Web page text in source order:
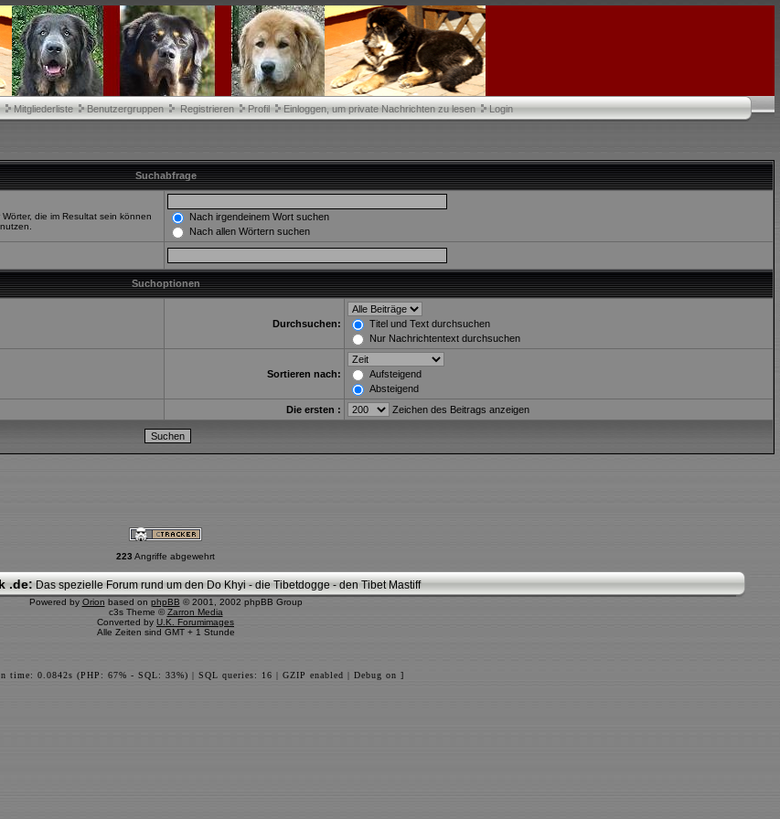
Mitgliederliste Benutzergruppen Registrieren Profil Einloggen, um private Nachrichten zu lesen Login
Suchabfrage
die im Resultat sein können
Nach irgendeinem Wort suchen
Nach allen Wörtern suchen
Suchoptionen
Durchsuchen:
Titel und Text durchsuchen
Nur Nachrichtentext durchsuchen
Sortieren nach:
Aufsteigend
Absteigend
Die ersten : Zeichen des Beitrags anzeigen
223 Angriffe abgewehrt
.de: Das spezielle Forum rund um den Do Khyi - die Tibetdogge - den Tibet Mastiff
Powered by Orion based on phpBB © 2001, 2002 phpBB Group
c3s Theme ©Zarron Media
Converted by U.K. Forumimages
Alle Zeiten sind GMT + 1 Stunde
time: 0.0842s (PHP: 67% - SQL: 33%) | SQL queries: 16 | GZIP enabled | Debug on ]